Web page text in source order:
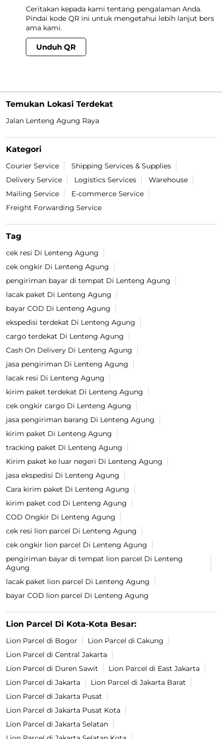
Ceritakan kepada kami tentang pengalaman Anda.
Pindai kode QR ini untuk mengetahui lebih lanjut bers
ama kami.
Unduh QR
Temukan Lokasi Terdekat
Jalan Lenteng Agung Raya
Kategori
Courier Service
Shipping Services & Supplies
Delivery Service
Logistics Services
Warehouse
Mailing Service
E-commerce Service
Freight Forwarding Service
Tag
cek resi Di Lenteng Agung
cek ongkir Di Lenteng Agung
pengiriman bayar di tempat Di Lenteng Agung
lacak paket Di Lenteng Agung
bayar COD Di Lenteng Agung
ekspedisi terdekat Di Lenteng Agung
cargo terdekat Di Lenteng Agung
Cash On Delivery Di Lenteng Agung
jasa pengiriman Di Lenteng Agung
lacak resi Di Lenteng Agung
kirim paket terdekat Di Lenteng Agung
cek ongkir cargo Di Lenteng Agung
jasa pengiriman barang Di Lenteng Agung
kirim paket Di Lenteng Agung
tracking paket Di Lenteng Agung
Kirim paket ke luar negeri Di Lenteng Agung
jasa ekspedisi Di Lenteng Agung
Cara kirim paket Di Lenteng Agung
kirim paket cod Di Lenteng Agung
COD Ongkir Di Lenteng Agung
cek resi lion parcel Di Lenteng Agung
cek ongkir lion parcel Di Lenteng Agung
pengiriman bayar di tempat lion parcel Di Lenteng
Agung
lacak paket lion parcel Di Lenteng Agung
bayar COD lion parcel Di Lenteng Agung
Lion Parcel Di Kota-Kota Besar:
Lion Parcel di Bogor
Lion Parcel di Cakung
Lion Parcel di Central Jakarta
Lion Parcel di Duren Sawit
Lion Parcel di East Jakarta
Lion Parcel di Jakarta
Lion Parcel di Jakarta Barat
Lion Parcel di Jakarta Pusat
Lion Parcel di Jakarta Pusat Kota
Lion Parcel di Jakarta Selatan